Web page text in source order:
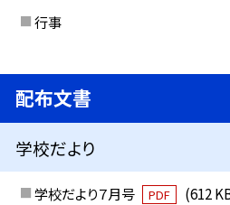
行事
配布文書
学校だより
学校だより７月号 PDF
(612